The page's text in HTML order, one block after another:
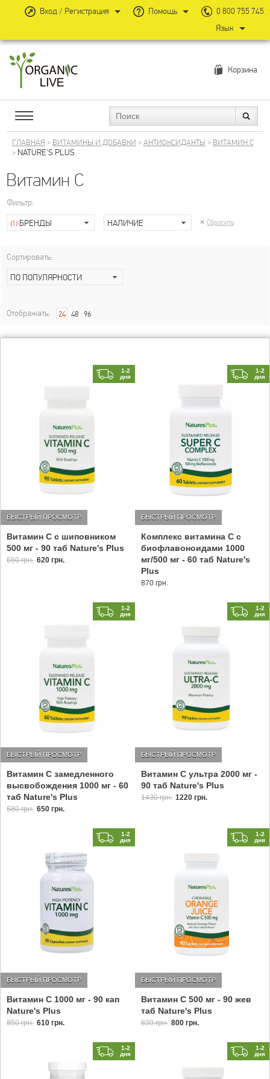
Корзина
ГЛАВНАЯ > ВИТАМИНЫ И ДОБАВКИ >АНТИОКСИДАНТЫ > ВИТАМИН С
> NATURE'S PLUS
Витамин С
Фильтр:
(1) БРЕНДЫ НАЛИЧИЕ Сбросить
Сортировать:
ПО ПОПУЛЯРНОСТИ
Отображать: 24 48 96
1-2
дня
Витамин C с шиповником
500 мг - 90 таб Nature's Plus
БЫСТРЫЙ ПРОСМОТР
650 грн. 620 грн.
1-2
дня
Комплекс витамина С с
биофлавоноидами 1000
мг/500 мг - 60 таб Nature's
Plus
БЫСТРЫЙ ПРОСМОТР
870 грн.
1-2
дня
Витамин С замедленного
высвобождения 1000 мг - 60
таб Nature's Plus
БЫСТРЫЙ ПРОСМОТР
680 грн. 650 грн.
1-2
дня
Витамин С ультра 2000 мг -
90 таб Nature's Plus
БЫСТРЫЙ ПРОСМОТР
1430 грн. 1220 грн.
1-2
дня
Витамин C 1000 мг - 90 кап
Nature's Plus
БЫСТРЫЙ ПРОСМОТР
850 грн. 610 грн.
1-2
дня
Витамин С 500 мг - 90 жев
таб Nature's Plus
БЫСТРЫЙ ПРОСМОТР
830 грн. 800 грн.
1-2
дня
1-2
дня
Вход / Регистрация Помощь
0 800 755 745
Язык